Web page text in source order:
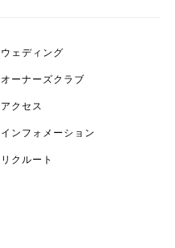
ウェディング
オーナーズクラブ
アクセス
インフォメーション
リクルート